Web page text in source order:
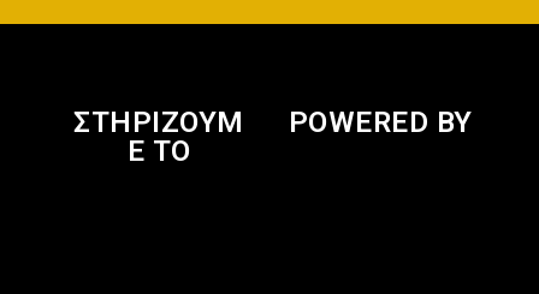
ΣΤΗΡΙΖΟΥΜ
Ε ΤΟ
POWERED BY